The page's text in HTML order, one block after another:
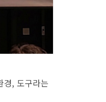
경, 도구라는